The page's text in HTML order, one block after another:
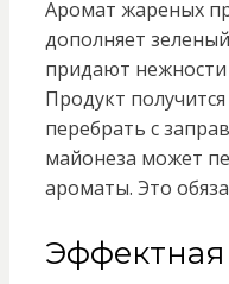
Аромат жареных
дополняет
придают
Продукт
перебрать с
майонеза может
ароматы. Это